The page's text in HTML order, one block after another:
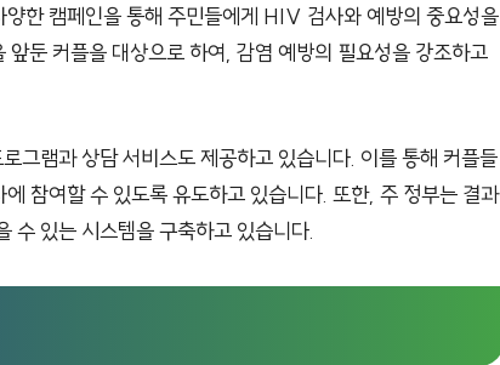
한 캠페인을 통해 주민들에게 HIV 검사와 예방의 중요성을
둔 커플을 대상으로 하여, 감염 예방의 필요성을 강조하고
그램과 상담 서비스도 제공하고 있습니다. 이를 통해 커플들
참여할 수 있도록 유도하고 있습니다. 또한, 주 정부는 결과
수 있는 시스템을 구축하고 있습니다.